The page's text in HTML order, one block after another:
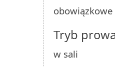
obowiązkowe
Tryb
w sali